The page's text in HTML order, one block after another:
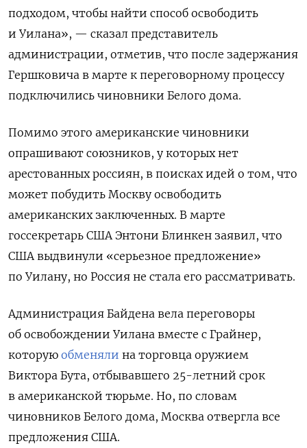
подходом, чтобы найти способ освободить
и Уилана», — сказал представитель
администрации, отметив, что после задержания
Гершковича в марте к переговорному процессу
подключились чиновники Белого дома.
Помимо этого американские чиновники
опрашивают союзников, у которых нет
арестованных россиян, в поисках идей о том, что
может побудить Москву освободить
американских заключенных. В марте
госсекретарь США Энтони Блинкен заявил, что
США выдвинули «серьезное предложение»
по Уилану, но Россия не стала его рассматривать.
Администрация Байдена вела переговоры
об освобождении Уилана вместе с Грайнер,
которую обменяли на торговца оружием
Виктора Бута, отбывавшего 25-летний срок
в американской тюрьме. Но, по словам
чиновников Белого дома, Москва отвергла все
предложения США.